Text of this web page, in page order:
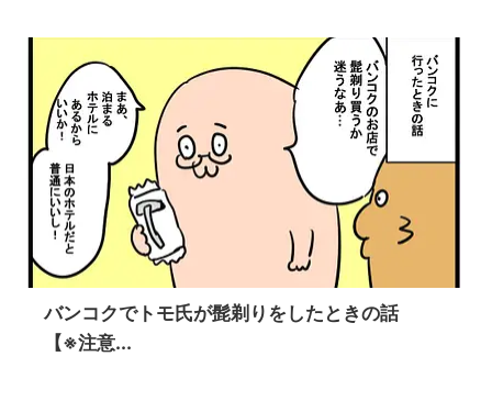
バンコクでトモ氏が髭剃りをしたときの話
【※注意...